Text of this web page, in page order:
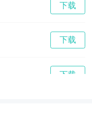
下载
下载
下载